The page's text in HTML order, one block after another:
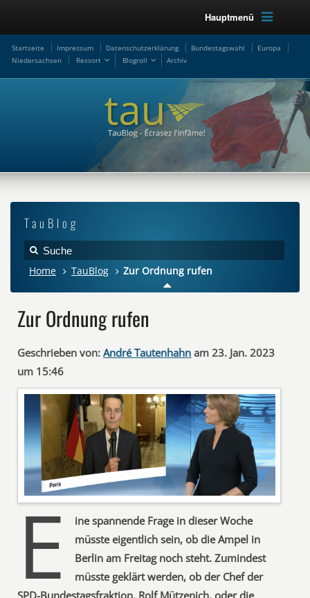
Hauptmenü
Startseite Impressum Datenschutzerklärung Bundestagswahl
Europa
Niedersachsen
Ressort Blogroll Archiv
TauBlog
Home TauBlog Zur Ordnung rufen
Zur Ordnung rufen
Geschrieben von: André Tautenhahn am 23. Jan. 2023
um 15:46
E
ine spannende Frage in dieser Woche
müsste eigentlich sein, ob die Ampel in
Berlin am Freitag noch steht. Zumindest
müsste geklärt werden, ob der Chef der
SPD-Bundestagsfraktion, Rolf Mützenich, oder die